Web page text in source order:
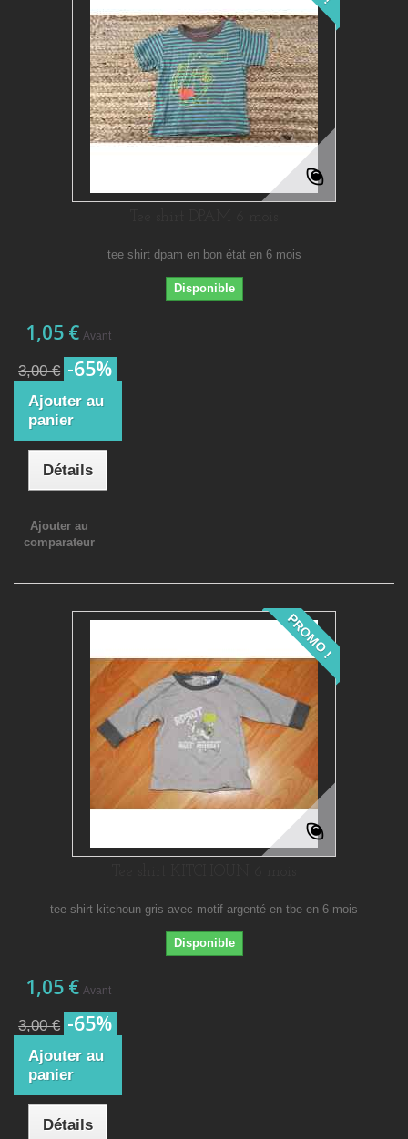
tee shirt dpam en bon état en 6 mois
Disponible
1,05 € Avant
3,00 € -65%
Ajouter au
panier
Détails
Ajouter au
comparateur
PROMO !
tee shirt kitchoun gris avec motif argenté en tbe en 6 mois
Disponible
1,05 € Avant
3,00 € -65%
Ajouter au
panier
Détails